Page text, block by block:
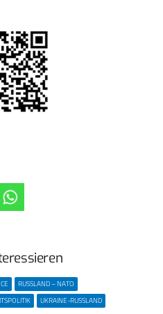
RUSSLAND – NATO
UKRAINE-RUSSLAND